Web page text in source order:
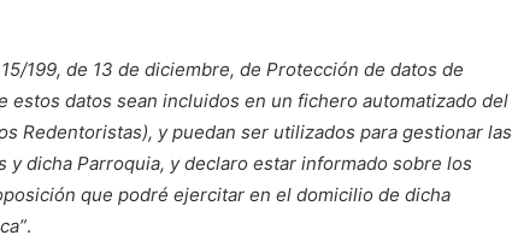
199, de 13 de diciembre, de Protección de datos de
datos sean incluidos en un fichero automatizado del
Redentoristas), y puedan ser utilizados para gestionar las
dicha Parroquia, y declaro estar informado sobre los
que podré ejercitar en el domicilio de dicha
.